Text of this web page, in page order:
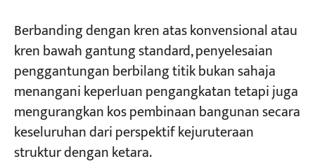
Berbanding dengan kren atas konvensional atau
kren bawah gantung standard, penyelesaian
penggantungan berbilang titik bukan sahaja
menangani keperluan pengangkatan tetapi juga
mengurangkan kos pembinaan bangunan secara
keseluruhan dari perspektif kejuruteraan
struktur dengan ketara.